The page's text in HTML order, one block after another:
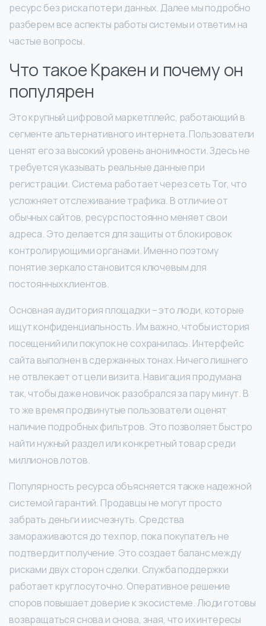
ресурс без риска потери данных. Далее мы подробно
разберем все аспекты работы системы и ответим на
частые вопросы.
Что такое Кракен и почему он
популярен
Это крупный цифровой маркетплейс, работающий в
сегменте альтернативного интернета. Пользователи
ценят его за высокий уровень анонимности. Здесь не
требуется указывать реальные данные при
регистрации. Система работает через сеть Tor, что
усложняет отслеживание трафика. В отличие от
обычных сайтов, ресурс постоянно меняет свои
адреса. Это делается для защиты от блокировок
контролирующими органами. Именно поэтому
понятие зеркало становится ключевым для
постоянных клиентов.
Основная аудитория площадки – это люди, которые
ищут конфиденциальность. Им важно, чтобы история
посещений или покупок не сохранилась. Интерфейс
сайта выполнен в сдержанных тонах. Ничего лишнего
не отвлекает от цели визита. Навигация продумана
так, чтобы даже новичок разобрался за пару минут. В
то же время продвинутые пользователи оценят
наличие подробных фильтров. Это позволяет быстро
найти нужный раздел или конкретный товар среди
миллионов лотов.
Популярность ресурса объясняется также надежной
системой гарантий. Продавцы не могут просто
забрать деньги и исчезнуть. Средства
замораживаются до тех пор, пока покупатель не
подтвердит получение. Это создает баланс между
рисками двух сторон сделки. Служба поддержки
работает круглосуточно. Оперативное решение
споров повышает доверие к экосистеме. Люди готовы
возвращаться снова и снова, зная, что их интересы